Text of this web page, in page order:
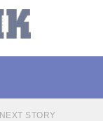
NEXT STORY